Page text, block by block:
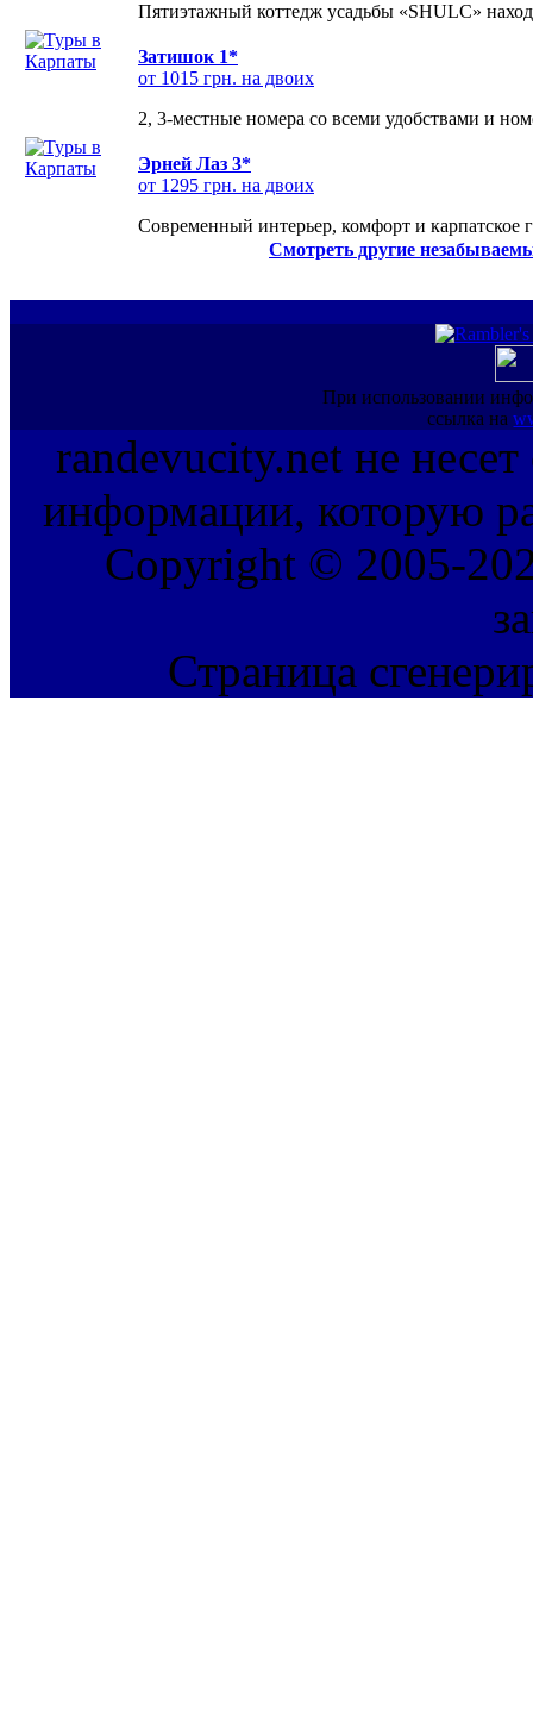
Пятиэтажный коттедж усадьбы «SHULC»
Затишок 1*
от 1015 грн. на двоих
2, 3-местные номера со всеми удобствами и
Эрней Лаз 3*
от 1295 грн. на двоих
Современный интерьер, комфорт и карпатское
Смотреть другие
При использовании
ссылка на
randevucity.net не несет
информации, которую
Copyright © 2005-
Страница